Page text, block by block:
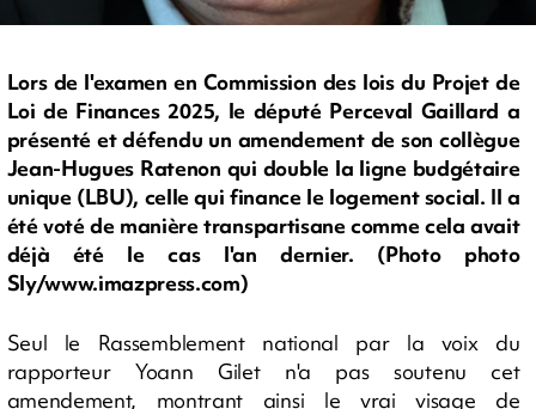
Lors de l'examen en Commission des lois du Projet de
Loi de Finances 2025, le député Perceval Gaillard a
présenté et défendu un amendement de son collègue
Jean-Hugues Ratenon qui double la ligne budgétaire
unique (LBU), celle qui finance le logement social. Il a
été voté de manière transpartisane comme cela avait
déjà été le cas l'an dernier. (Photo photo
Sly/www.imazpress.com)
Seul le Rassemblement national par la voix du
rapporteur Yoann Gilet n'a pas soutenu cet
amendement, montrant ainsi le vrai visage de